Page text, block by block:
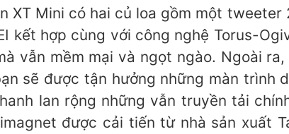
XT Mini có hai củ loa gồm một
kết hợp cùng với công nghệ Torus-
vẫn mềm mại và ngọt ngào. Ngoài
sẽ được tận hưởng những màn
lan rộng những vẫn truyền tải
được cải tiến từ nhà sản xuất